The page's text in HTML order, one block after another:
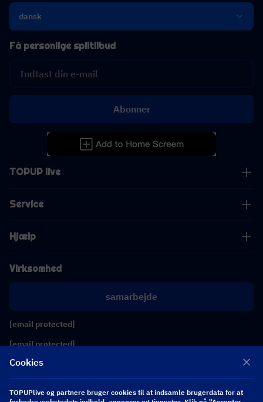
dansk
TOPUP live
Service
Hjælp
Virksomhed
samarbejde
[email protected]
[email protected]
Få personlige spiltilbud
Abonner
Følg os
Cookies
TOPUPlive og partnere bruger cookies til at indsamle brugerdata for at